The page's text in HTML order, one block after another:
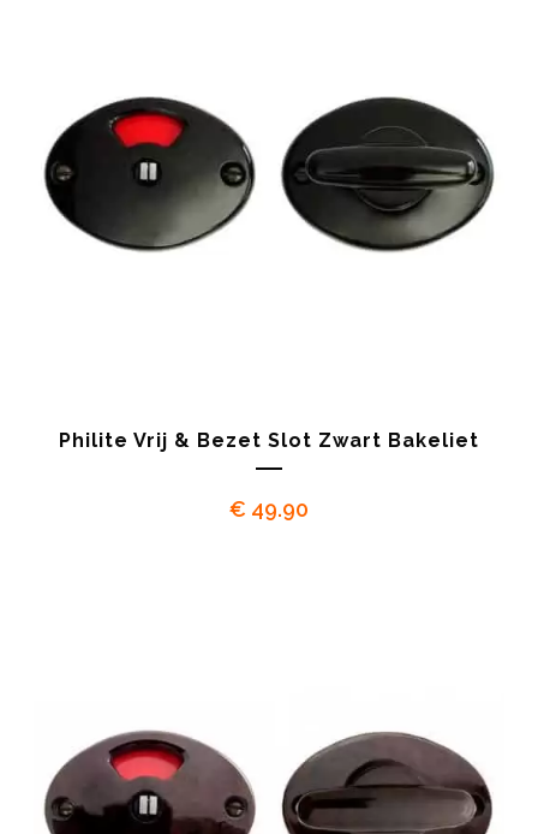
Philite Vrij & Bezet Slot Zwart Bakeliet
€ 49.90